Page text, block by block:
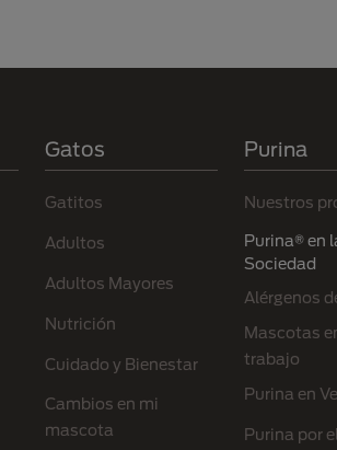
Gatos
Gatitos
Adultos
Adultos Mayores
Nutrición
Cuidado y Bienestar
Cambios en mi
mascota
Purina
Nuestros
Purina® en
Sociedad
Alérgenos
Mascotas
trabajo
Purina en
Purina por